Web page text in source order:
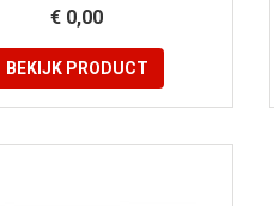
€ 0,00
BEKIJKPRODUCT